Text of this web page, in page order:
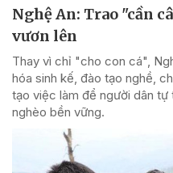
Nghệ An: Trao "cần
vươn lên
Thay vì chỉ "cho con cá",
hóa sinh kế, đào tạo nghề,
tạo việc làm để người dân
nghèo bền vững.